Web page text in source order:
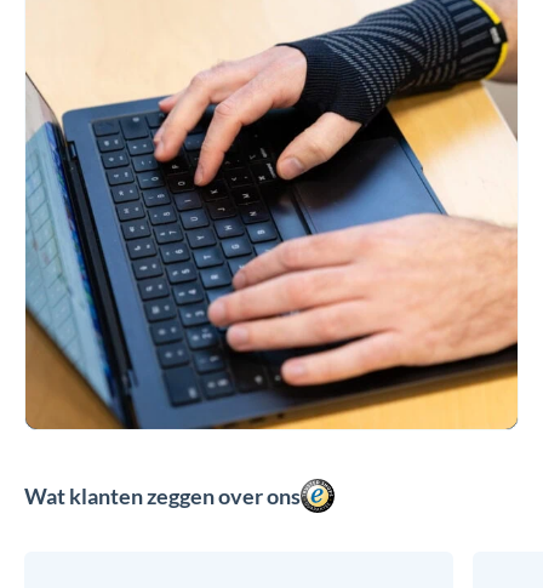
Wat klanten zeggen over ons